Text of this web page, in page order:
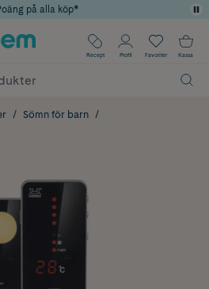
2025 inom Skönhet
för 20% över 649kr
farmaceuter & hudterapeuter
på alla köp*
Recept Profil Favoriter Kassa
Sömn för barn